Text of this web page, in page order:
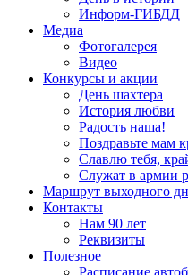
Информ-ГИБДД
Медиа
Фотогалерея
Видео
Конкурсы и акции
День шахтера
История любви
Радость наша!
Поздравьте мам
Славлю тебя,
Служат в армии
Маршрут выходного
Контакты
Нам 90 лет
Реквизиты
Полезное
Расписание